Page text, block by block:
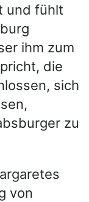
und fühlt
ihm zum
die
sich
zu
von